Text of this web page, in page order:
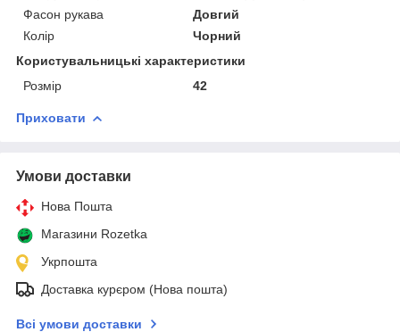
Фасон рукава
Довгий
Колір
Чорний
Користувальницькі характеристики
Розмір
42
Приховати
Умови доставки
Нова Пошта
Магазини Rozetka
Укрпошта
Доставка курєром (Нова пошта)
Всі умови доставки